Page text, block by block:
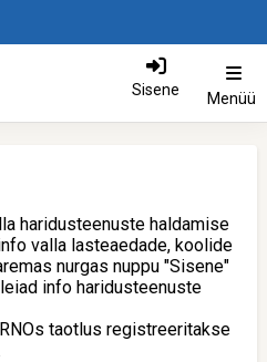
Menüü
Sisene
haridusteenuste haldamise
valla lasteaedade, koolide
nurgas nuppu "Sisene"
info haridusteenuste
taotlus registreeritakse